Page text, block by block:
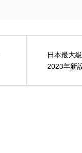
日本最大
2023年新